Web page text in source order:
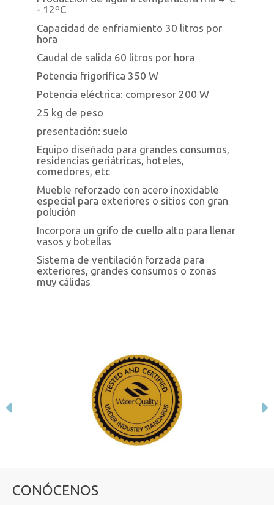
- 12ºC
Capacidad de enfriamiento 30 litros por
hora
Caudal de salida 60 litros por hora
Potencia frigorífica 350 W
Potencia eléctrica: compresor 200 W
25 kg de peso
presentación: suelo
Equipo diseñado para grandes consumos,
residencias geriátricas, hoteles,
comedores, etc
Mueble reforzado con acero inoxidable
especial para exteriores o sitios con gran
polución
Incorpora un grifo de cuello alto para llenar
vasos y botellas
Sistema de ventilación forzada para
exteriores, grandes consumos o zonas
muy cálidas
CONÓCENOS